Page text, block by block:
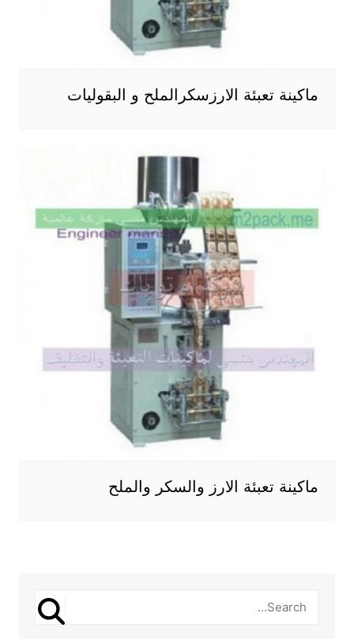
ماكينة تعبئة الارزسكرالملح و البقوليات
ماكينة تعبئة الارز والسكر والملح